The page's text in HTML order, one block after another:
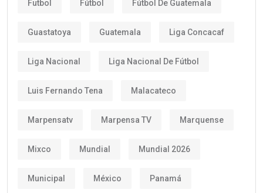
Futbol Fútbol Fútbol De Guatemala
Guastatoya Guatemala Liga Concacaf
Liga Nacional Liga Nacional De Fútbol
Luis Fernando Tena Malacateco
Marpensatv Marpensa TV Marquense
Mixco Mundial Mundial 2026
Municipal México Panamá